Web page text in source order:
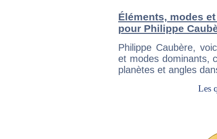
Éléments, modes
pour Philippe
Philippe Caubère,
et modes dominants,
planètes et angles